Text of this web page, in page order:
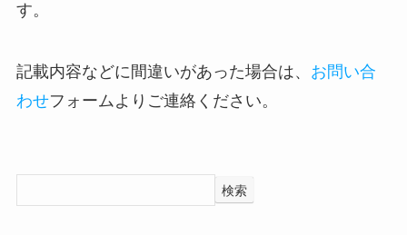
す。
記載内容などに間違いがあった場合は、 お問い合
わせフォームよりご連絡ください。
検索